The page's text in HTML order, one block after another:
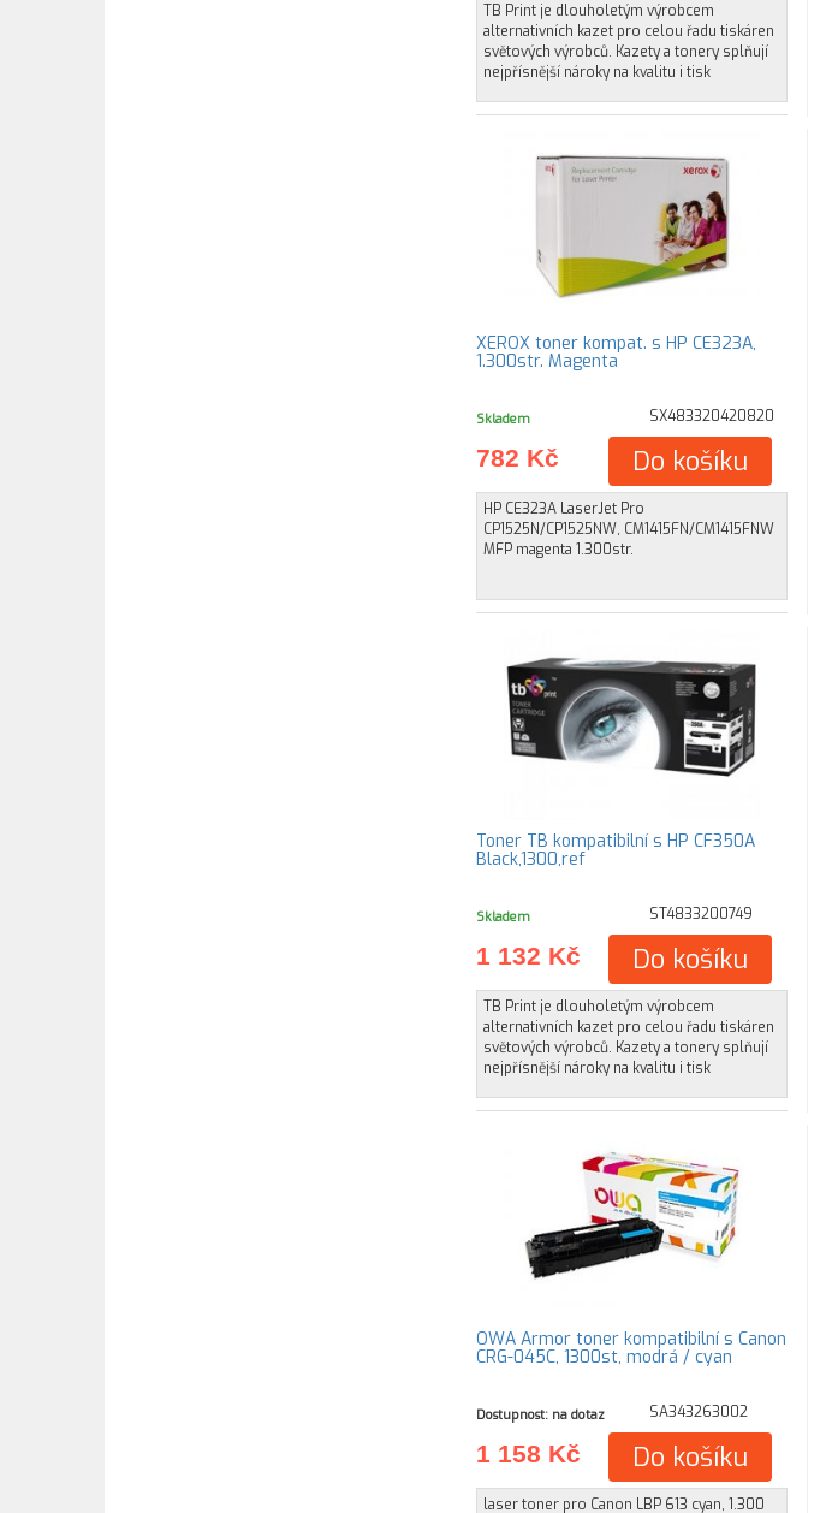
TB Print je dlouholetým výrobcem
alternativních kazet pro celou řadu tiskáren
světových výrobců. Kazety a tonery splňují
nejpřísnější nároky na kvalitu i tisk
XEROX toner kompat. s HP CE323A,
1.300str. Magenta
Skladem SX483320420820
782 Kč Do košíku
HP CE323A LaserJet Pro
CP1525N/CP1525NW, CM1415FN/CM1415FNW
MFP magenta 1.300str.
Toner TB kompatibilní s HP CF350A
Black,1300,ref
Skladem ST4833200749
1 132 Kč Do košíku
TB Print je dlouholetým výrobcem
alternativních kazet pro celou řadu tiskáren
světových výrobců. Kazety a tonery splňují
nejpřísnější nároky na kvalitu i tisk
OWA Armor toner kompatibilní s Canon
CRG-045C, 1300st, modrá / cyan
Dostupnost: na dotaz SA343263002
1 158 Kč Do košíku
laser toner pro Canon LBP 613 cyan, 1.300